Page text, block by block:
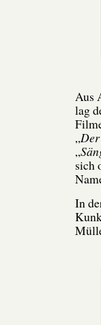
Aus
lag
„
„
sich
In